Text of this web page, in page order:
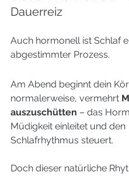
Dauerreiz
Auch hormonell ist Schlaf
abgestimmter Prozess.
Am Abend beginnt dein
normalerweise, vermehrt
auszuschütten – das
Müdigkeit einleitet und den
Schlafrhythmus steuert.
Doch dieser natürliche